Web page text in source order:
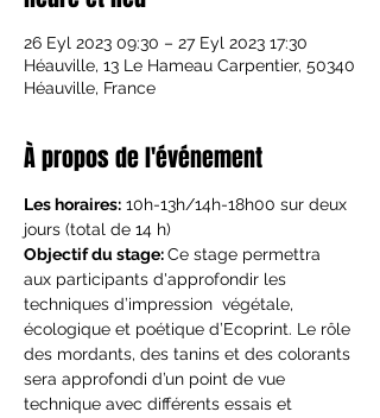
26 Eyl 2023 09:30 – 27 Eyl 2023 17:30
Héauville, 13 Le Hameau Carpentier, 50340
Héauville, France
À propos de l'événement
Les horaires: 10h-13h/14h-18h00 sur deux
jours (total de 14 h)
Objectif du stage: Ce stage permettra
aux participants d'approfondir les
techniques d’impression  végétale,
écologique et poétique d’Ecoprint. Le rôle
des mordants, des tanins et des colorants
sera approfondi d’un point de vue
technique avec différents essais et